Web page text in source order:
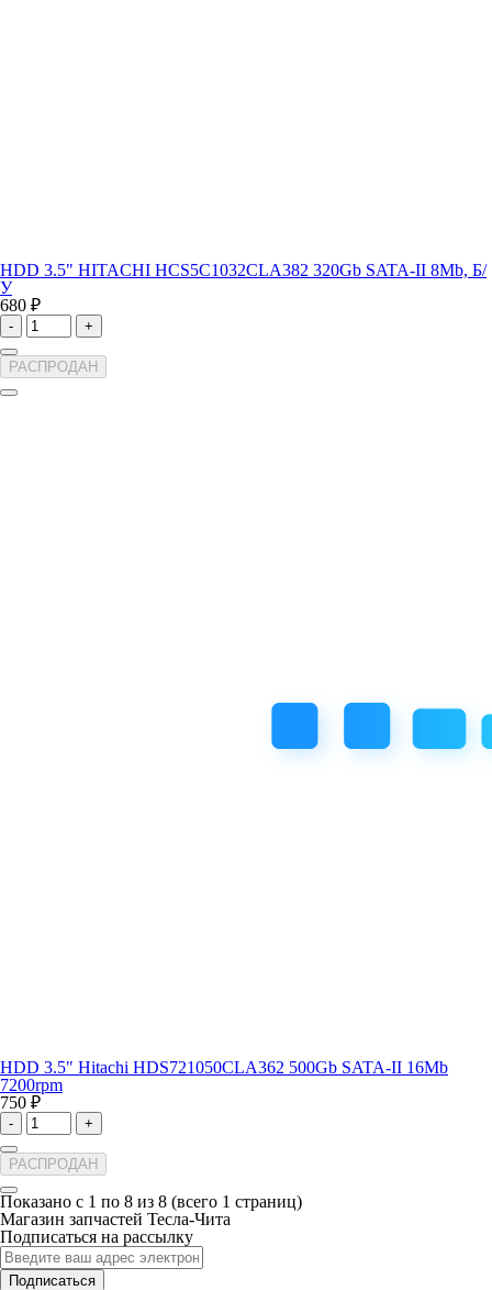
HDD 3.5" HITACHI HCS5C1032CLA382 320Gb SATA-II 8Mb, Б/
У
680 ₽
- +
РАСПРОДАН
HDD 3.5" Hitachi HDS721050CLA362 500Gb SATA-II 16Mb
7200rpm
750 ₽
- +
РАСПРОДАН
Показано с 1 по 8 из 8 (всего 1 страниц)
Магазин запчастей Тесла-Чита
Подписаться на рассылку
Подписаться